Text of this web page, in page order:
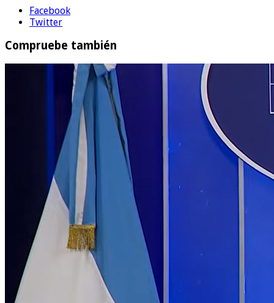
Facebook
Twitter
Compruebe también